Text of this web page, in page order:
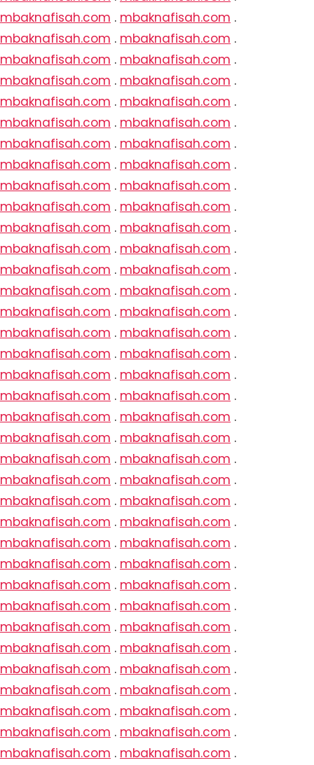
mbaknafisah.com . mbaknafisah.com .
mbaknafisah.com . mbaknafisah.com .
mbaknafisah.com . mbaknafisah.com .
mbaknafisah.com . mbaknafisah.com .
mbaknafisah.com . mbaknafisah.com .
mbaknafisah.com . mbaknafisah.com .
mbaknafisah.com . mbaknafisah.com .
mbaknafisah.com . mbaknafisah.com .
mbaknafisah.com . mbaknafisah.com .
mbaknafisah.com . mbaknafisah.com .
mbaknafisah.com . mbaknafisah.com .
mbaknafisah.com . mbaknafisah.com .
mbaknafisah.com . mbaknafisah.com .
mbaknafisah.com . mbaknafisah.com .
mbaknafisah.com . mbaknafisah.com .
mbaknafisah.com . mbaknafisah.com .
mbaknafisah.com . mbaknafisah.com .
mbaknafisah.com . mbaknafisah.com .
mbaknafisah.com . mbaknafisah.com .
mbaknafisah.com . mbaknafisah.com .
mbaknafisah.com . mbaknafisah.com .
mbaknafisah.com . mbaknafisah.com .
mbaknafisah.com . mbaknafisah.com .
mbaknafisah.com . mbaknafisah.com .
mbaknafisah.com . mbaknafisah.com .
mbaknafisah.com . mbaknafisah.com .
mbaknafisah.com . mbaknafisah.com .
mbaknafisah.com . mbaknafisah.com .
mbaknafisah.com . mbaknafisah.com .
mbaknafisah.com . mbaknafisah.com .
mbaknafisah.com . mbaknafisah.com .
mbaknafisah.com . mbaknafisah.com .
mbaknafisah.com . mbaknafisah.com .
mbaknafisah.com . mbaknafisah.com .
mbaknafisah.com . mbaknafisah.com .
mbaknafisah.com . mbaknafisah.com .